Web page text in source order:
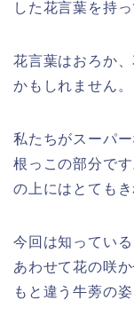
した花言葉を持
花言葉はおろか
かもしれません。
私たちがスーパ
根っこの部分で
の上にはとても
今回は知ってい
あわせて花の咲
もと違う牛蒡の